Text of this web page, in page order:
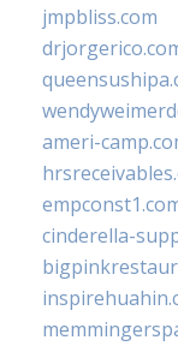
jmpbliss.com
ameri-
cinderella-